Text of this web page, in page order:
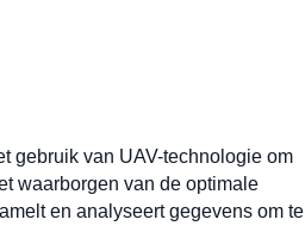
gebruik van UAV-technologie om
waarborgen van de optimale
en analyseert gegevens om te